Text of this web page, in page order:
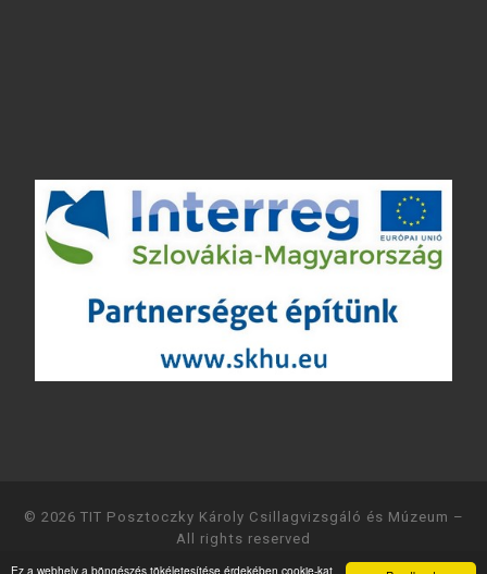
Ez a webhely a böngészés tökéletesítése érdekében cookie-kat
© 2026 TIT Posztoczky Károly Csillagvizsgáló és Múzeum –
All rights reserved
Készült a Weboldalgyárban: Weboldal készítés